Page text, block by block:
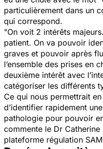
particulièrement dans un
qui correspond.
"On voit 2 intérêts
patient. On va pouvoir
graves et pouvoir après
l’ensemble des prises en
deuxième intérêt avec
catégoriser les différents
Ce qui nous permettrait
d’identifier rapidement
pathologie pour pouvoir
commente le Dr
plateforme régulation